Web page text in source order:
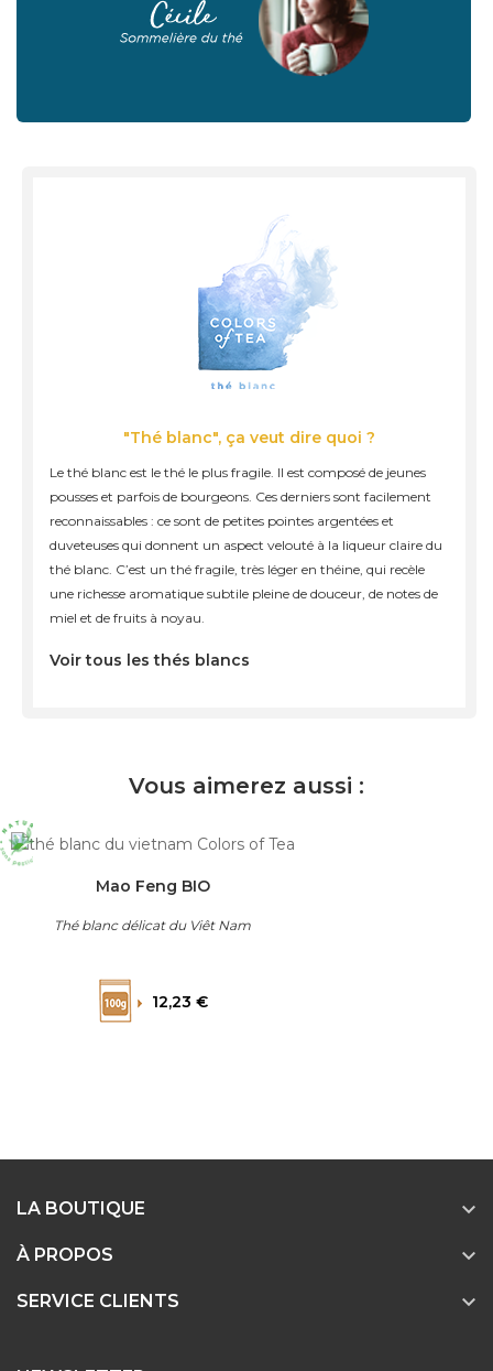
"Thé blanc", ça veut dire quoi ?
Le thé blanc est le thé le plus fragile. Il est composé de jeunes
pousses et parfois de bourgeons. Ces derniers sont facilement
reconnaissables : ce sont de petites pointes argentées et
duveteuses qui donnent un aspect velouté à la liqueur claire du
thé blanc. C’est un thé fragile, très léger en théine, qui recèle
une richesse aromatique subtile pleine de douceur, de notes de
miel et de fruits à noyau.
Voir tous les thés blancs
Vous aimerez aussi :
Mao Feng BIO
Thé blanc délicat du Viêt Nam
Prix
12,23 €
LA BOUTIQUE 
À PROPOS 
SERVICE CLIENTS 